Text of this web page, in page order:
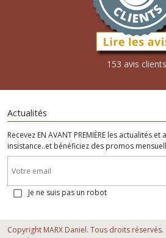
153 avis clients
Actualités
Recevez EN AVANT PREMIÈRE les actualités
insistance..et bénéficiez des promos
Je ne suis pas un robot
Copyright MARX Daniel. Tous droits réservés.